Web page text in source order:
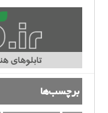
برچسب‌ها